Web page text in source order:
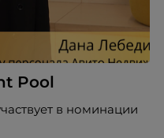
Pool
в номинации